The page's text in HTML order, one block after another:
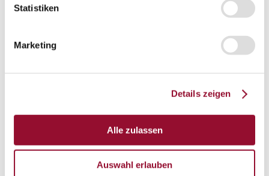
Statistiken
Marketing
Details zeigen
Alle zulassen
Auswahl erlauben
Fertigung und Montage
Presse
Presse